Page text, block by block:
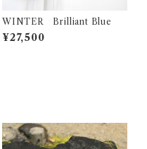
WINTER Brilliant Blue
¥27,500